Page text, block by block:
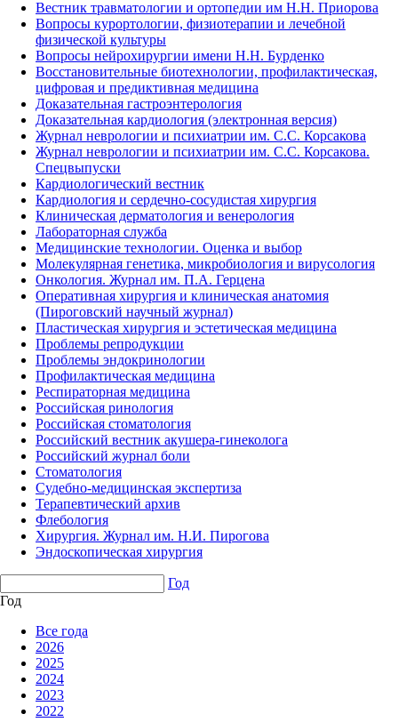
Вестник травматологии и ортопедии им Н.Н. Приорова
Вопросы курортологии, физиотерапии и лечебной
физической культуры
Вопросы нейрохирургии имени Н.Н. Бурденко
Восстановительные биотехнологии, профилактическая,
цифровая и предиктивная медицина
Доказательная гастроэнтерология
Доказательная кардиология (электронная версия)
Журнал неврологии и психиатрии им. С.С. Корсакова
Журнал неврологии и психиатрии им. С.С. Корсакова.
Спецвыпуски
Кардиологический вестник
Кардиология и сердечно-сосудистая хирургия
Клиническая дерматология и венерология
Лабораторная служба
Медицинские технологии. Оценка и выбор
Молекулярная генетика, микробиология и вирусология
Онкология. Журнал им. П.А. Герцена
Оперативная хирургия и клиническая анатомия
(Пироговский научный журнал)
Пластическая хирургия и эстетическая медицина
Проблемы репродукции
Проблемы эндокринологии
Профилактическая медицина
Респираторная медицина
Российская ринология
Российская стоматология
Российский вестник акушера-гинеколога
Российский журнал боли
Стоматология
Судебно-медицинская экспертиза
Терапевтический архив
Флебология
Хирургия. Журнал им. Н.И. Пирогова
Эндоскопическая хирургия
Год
Год
Все года
2026
2025
2024
2023
2022